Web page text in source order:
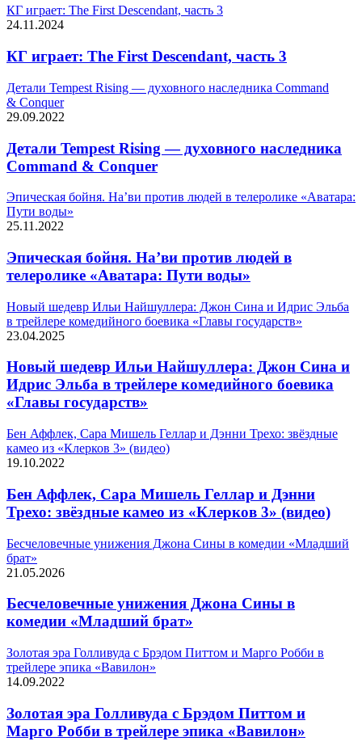
КГ играет: The First Descendant, часть 3
24.11.2024
КГ играет: The First Descendant, часть 3
Детали Tempest Rising — духовного наследника Command
& Conquer
29.09.2022
Детали Tempest Rising — духовного наследника
Command & Conquer
Эпическая бойня. На’ви против людей в телеролике «Аватара:
Пути воды»
25.11.2022
Эпическая бойня. На’ви против людей в
телеролике «Аватара: Пути воды»
Новый шедевр Ильи Найшуллера: Джон Сина и Идрис Эльба
в трейлере комедийного боевика «Главы государств»
23.04.2025
Новый шедевр Ильи Найшуллера: Джон Сина и
Идрис Эльба в трейлере комедийного боевика
«Главы государств»
Бен Аффлек, Сара Мишель Геллар и Дэнни Трехо: звёздные
камео из «Клерков 3» (видео)
19.10.2022
Бен Аффлек, Сара Мишель Геллар и Дэнни
Трехо: звёздные камео из «Клерков 3» (видео)
Бесчеловечные унижения Джона Сины в комедии «Младший
брат»
21.05.2026
Бесчеловечные унижения Джона Сины в
комедии «Младший брат»
Золотая эра Голливуда с Брэдом Питтом и Марго Робби в
трейлере эпика «Вавилон»
14.09.2022
Золотая эра Голливуда с Брэдом Питтом и
Марго Робби в трейлере эпика «Вавилон»